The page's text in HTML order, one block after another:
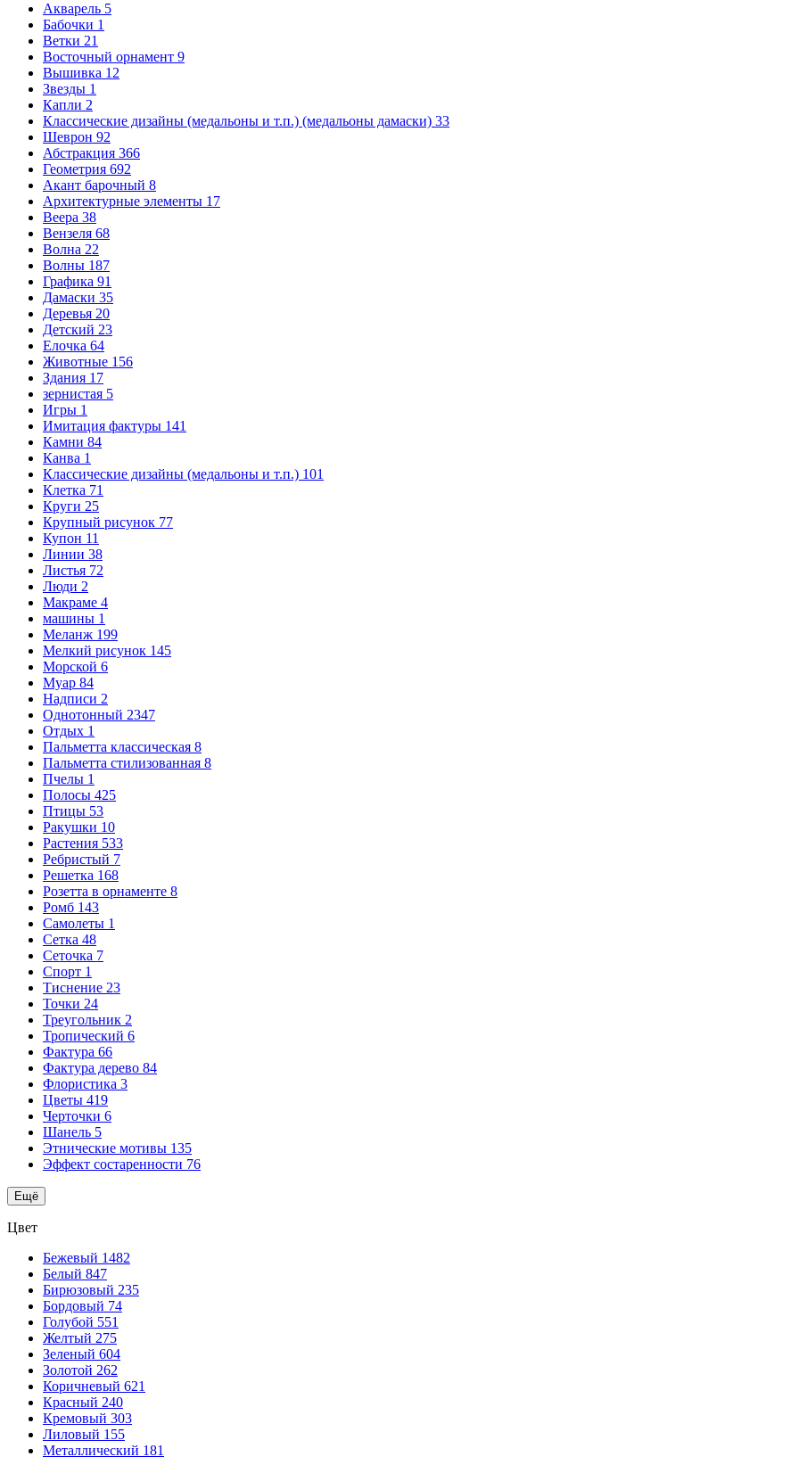
Акварель 5
Бабочки 1
Ветки 21
Восточный орнамент 9
Вышивка 12
Звезды 1
Капли 2
Классические дизайны (медальоны и т.п.) (медальоны дамаски) 33
Шеврон 92
Абстракция 366
Геометрия 692
Акант барочный 8
Архитектурные элементы 17
Веера 38
Вензеля 68
Волна 22
Волны 187
Графика 91
Дамаски 35
Деревья 20
Детский 23
Елочка 64
Животные 156
Здания 17
зернистая 5
Игры 1
Имитация фактуры 141
Камни 84
Канва 1
Классические дизайны (медальоны и т.п.) 101
Клетка 71
Круги 25
Крупный рисунок 77
Купон 11
Линии 38
Листья 72
Люди 2
Макраме 4
машины 1
Меланж 199
Мелкий рисунок 145
Морской 6
Муар 84
Надписи 2
Однотонный 2347
Отдых 1
Пальметта классическая 8
Пальметта стилизованная 8
Пчелы 1
Полосы 425
Птицы 53
Ракушки 10
Растения 533
Ребристый 7
Решетка 168
Розетта в орнаменте 8
Ромб 143
Самолеты 1
Сетка 48
Сеточка 7
Спорт 1
Тиснение 23
Точки 24
Треугольник 2
Тропический 6
Фактура 66
Фактура дерево 84
Флористика 3
Цветы 419
Черточки 6
Шанель 5
Этнические мотивы 135
Эффект состаренности 76
Ещё
Цвет
Бежевый 1482
Белый 847
Бирюзовый 235
Бордовый 74
Голубой 551
Желтый 275
Зеленый 604
Золотой 262
Коричневый 621
Красный 240
Кремовый 303
Лиловый 155
Металлический 181